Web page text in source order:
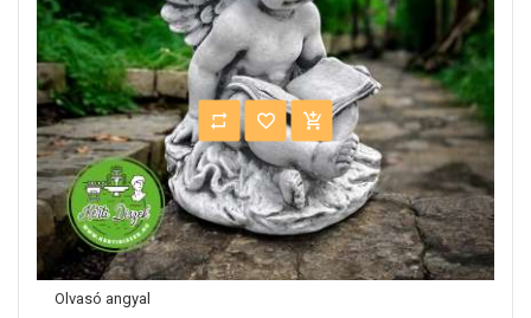
Olvasó angyal